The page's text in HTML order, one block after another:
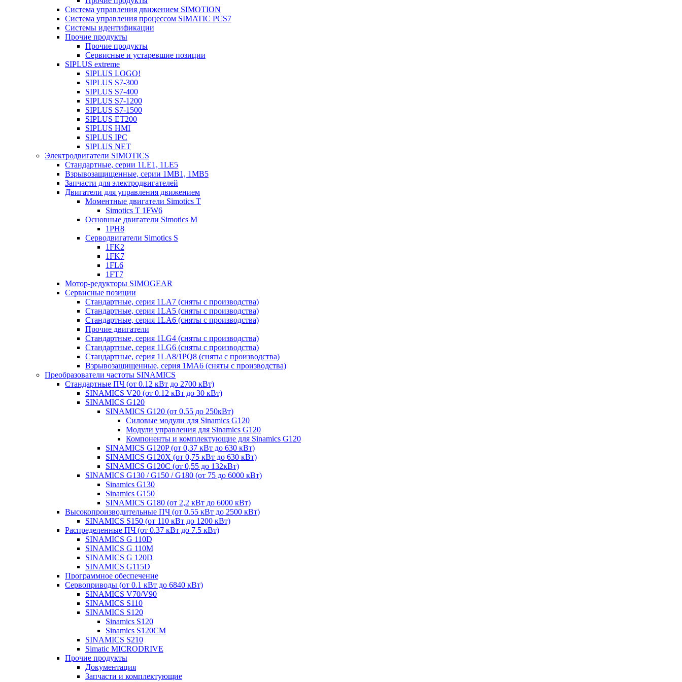
Система управления движением SIMOTION
Система управления процессом SIMATIC PCS7
Системы идентификации
Прочие продукты
Прочие продукты
Сервисные и устаревшие позиции
SIPLUS extreme
SIPLUS LOGO!
SIPLUS S7-300
SIPLUS S7-400
SIPLUS S7-1200
SIPLUS S7-1500
SIPLUS ET200
SIPLUS HMI
SIPLUS IPC
SIPLUS NET
Электродвигатели SIMOTICS
Стандартные, серии 1LE1, 1LE5
Взрывозащищенные, серии 1MB1, 1MB5
Запчасти для электродвигателей
Двигатели для управления движением
Моментные двигатели Simotics T
Simotics T 1FW6
Основные двигатели Simotics M
1PH8
Серводвигатели Simotics S
1FK2
1FK7
1FL6
1FT7
Мотор-редукторы SIMOGEAR
Сервисные позиции
Стандартные, серия 1LA7 (сняты с производства)
Стандартные, серия 1LA5 (сняты с производства)
Стандартные, серия 1LA6 (сняты с производства)
Прочие двигатели
Стандартные, серия 1LG4 (сняты с производства)
Стандартные, серия 1LG6 (сняты с производства)
Стандартные, серия 1LA8/1PQ8 (сняты с производства)
Взрывозащищенные, серия 1MA6 (сняты с производства)
Преобразователи частоты SINAMICS
Стандартные ПЧ (от 0.12 кВт до 2700 кВт)
SINAMICS V20 (от 0.12 кВт до 30 кВт)
SINAMICS G120
SINAMICS G120 (от 0,55 до 250кВт)
Силовые модули для Sinamics G120
Модули управления для Sinamics G120
Компоненты и комплектующие для Sinamics G120
SINAMICS G120P (от 0,37 кВт до 630 кВт)
SINAMICS G120X (от 0,75 кВт до 630 кВт)
SINAMICS G120C (от 0,55 до 132кВт)
SINAMICS G130 / G150 / G180 (от 75 до 6000 кВт)
Sinamics G130
Sinamics G150
SINAMICS G180 (от 2,2 кВт до 6000 кВт)
Высокопроизводительные ПЧ (от 0.55 кВт до 2500 кВт)
SINAMICS S150 (от 110 кВт до 1200 кВт)
Распределенные ПЧ (от 0.37 кВт до 7.5 кВт)
SINAMICS G 110D
SINAMICS G 110M
SINAMICS G 120D
SINAMICS G115D
Программное обеспечение
Сервоприводы (от 0.1 кВт до 6840 кВт)
SINAMICS V70/V90
SINAMICS S110
SINAMICS S120
Sinamics S120
Sinamics S120CM
SINAMICS S210
Simatic MICRODRIVE
Прочие продукты
Документация
Запчасти и комплектующие